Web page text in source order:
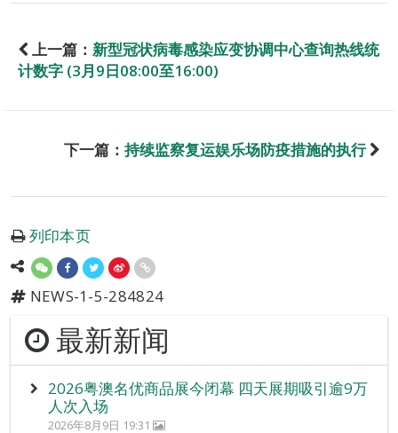
上一篇： 新型冠状病毒感染应变协调中心查询热线统
计数字 (3月9日08:00至16:00)
下一篇： 持续监察复运娱乐场防疫措施的执行
列印本页
NEWS-1-5-284824
最新新闻
2026粤澳名优商品展今闭幕 四天展期吸引逾9万
人次入场
2026年8月9日 19:31